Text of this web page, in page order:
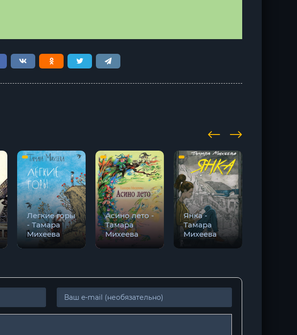
Легкие горы
- Тамара
Михеева
Асино лето -
Тамара
Михеева
Янка -
Тамара
Михеева